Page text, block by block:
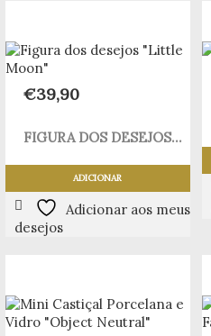
€39,90
FIGURA DOS DESEJOS...
ADICIONAR
Adicionar aos meus
desejos